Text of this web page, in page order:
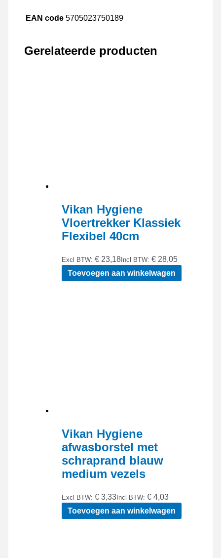
EAN code 5705023750189
Gerelateerde producten
Vikan Hygiene
Vloertrekker Klassiek
Flexibel 40cm
Excl BTW: € 23,18Incl BTW: € 28,05
Toevoegen aan winkelwagen
Vikan Hygiene
afwasborstel met
schraprand blauw
medium vezels
Excl BTW: € 3,33Incl BTW: € 4,03
Toevoegen aan winkelwagen